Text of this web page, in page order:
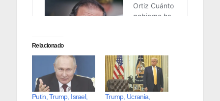
Relacionado
Putin, Trump, Israel,
Trump, Ucrania,